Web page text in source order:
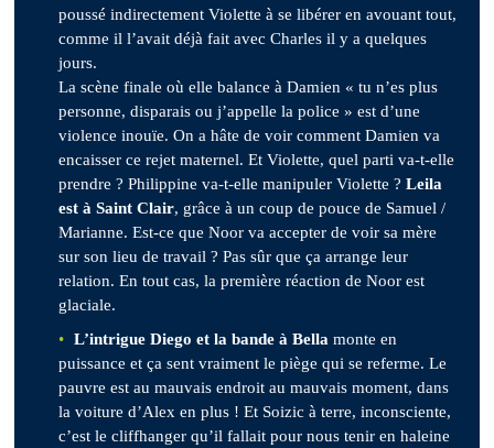
poussé indirectement Violette à se libérer en avouant tout,
comme il l’avait déjà fait avec Charles il y a quelques
jours.
La scène finale où elle balance à Damien « tu n’es plus
personne, disparais ou j’appelle la police » est d’une
violence inouïe. On a hâte de voir comment Damien va
encaisser ce rejet maternel. Et Violette, quel parti va-t-elle
prendre ? Philippine va-t-elle manipuler Violette ?Leila
est à Saint Clair, grâce à un coup de pouce de Samuel /
Marianne. Est-ce que Noor va accepter de voir sa mère
sur son lieu de travail ? Pas sûr que ça arrange leur
relation. En tout cas, la première réaction de Noor est
glaciale.
L’intrigue Diego et la bande à Bella monte en
puissance et ça sent vraiment le piège qui se referme. Le
pauvre est au mauvais endroit au mauvais moment, dans
la voiture d’Alex en plus ! Et Soizic à terre, inconsciente,
c’est le cliffhanger qu’il fallait pour nous tenir en haleine